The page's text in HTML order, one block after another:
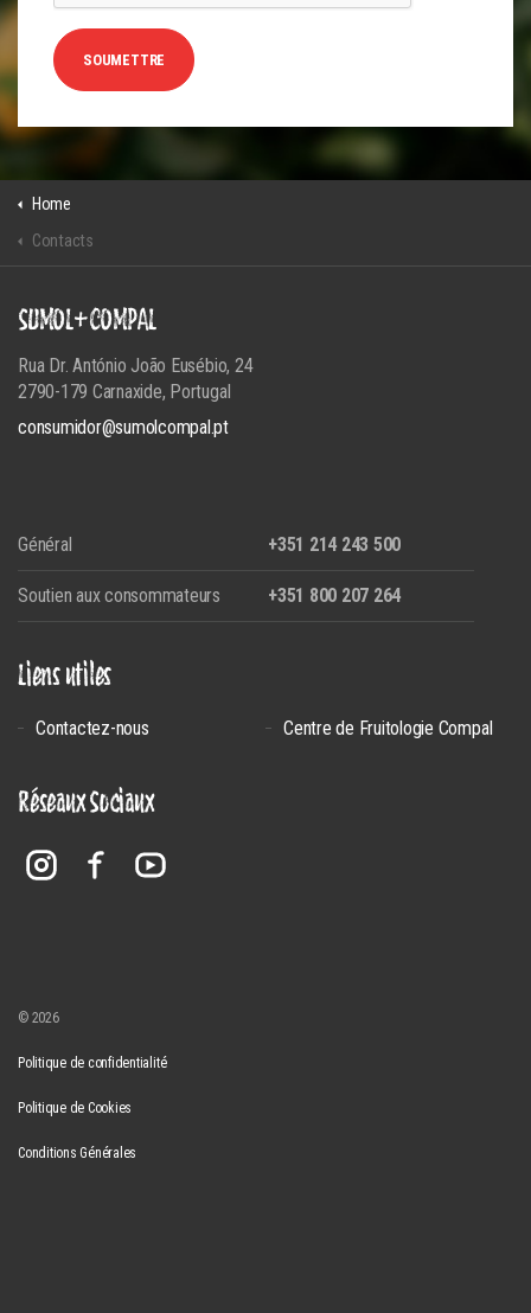
SOUMETTRE
Home
Contacts
SUMOL+COMPAL
Rua Dr. António João Eusébio, 24
2790-179 Carnaxide, Portugal
consumidor@sumolcompal.pt
Général +351 214 243 500
Soutien aux consommateurs +351 800 207 264
Liens utiles
Contactez-nous Centre de Fruitologie Compal
Réseaux Sociaux
© 2026
Politique de confidentialité
Politique de Cookies
Conditions Générales